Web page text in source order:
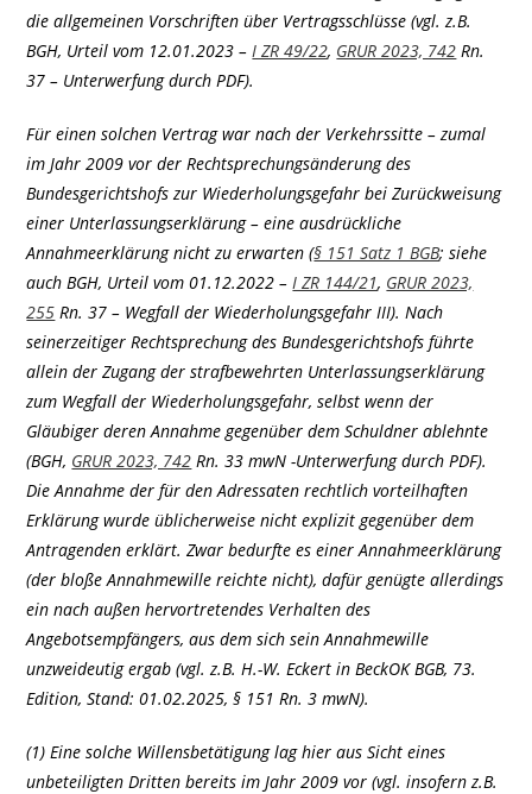
die allgemeinen Vorschriften über Vertragsschlüsse (vgl. z.B.
BGH, Urteil vom 12.01.2023 – I ZR 49/22, GRUR 2023, 742 Rn.
37 – Unterwerfung durch PDF).
Für einen solchen Vertrag war nach der Verkehrssitte – zumal
im Jahr 2009 vor der Rechtsprechungsänderung des
Bundesgerichtshofs zur Wiederholungsgefahr bei Zurückweisung
einer Unterlassungserklärung – eine ausdrückliche
Annahmeerklärung nicht zu erwarten (§ 151 Satz 1 BGB; siehe
auch BGH, Urteil vom 01.12.2022 – I ZR 144/21, GRUR 2023,
255 Rn. 37 – Wegfall der Wiederholungsgefahr III). Nach
seinerzeitiger Rechtsprechung des Bundesgerichtshofs führte
allein der Zugang der strafbewehrten Unterlassungserklärung
zum Wegfall der Wiederholungsgefahr, selbst wenn der
Gläubiger deren Annahme gegenüber dem Schuldner ablehnte
(BGH, GRUR 2023, 742 Rn. 33 mwN -Unterwerfung durch PDF).
Die Annahme der für den Adressaten rechtlich vorteilhaften
Erklärung wurde üblicherweise nicht explizit gegenüber dem
Antragenden erklärt. Zwar bedurfte es einer Annahmeerklärung
(der bloße Annahmewille reichte nicht), dafür genügte allerdings
ein nach außen hervortretendes Verhalten des
Angebotsempfängers, aus dem sich sein Annahmewille
unzweideutig ergab (vgl. z.B. H.-W. Eckert in BeckOK BGB, 73.
Edition, Stand: 01.02.2025, § 151 Rn. 3 mwN).
(1) Eine solche Willensbetätigung lag hier aus Sicht eines
unbeteiligten Dritten bereits im Jahr 2009 vor (vgl. insofern z.B.